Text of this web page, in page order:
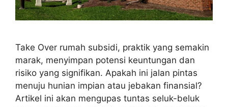
Take Over rumah subsidi, praktik yang semakin
marak, menyimpan potensi keuntungan dan
risiko yang signifikan. Apakah ini jalan pintas
menuju hunian impian atau jebakan finansial?
Artikel ini akan mengupas tuntas seluk-beluk